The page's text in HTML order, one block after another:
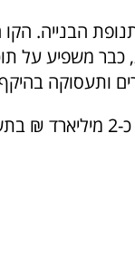
הבנייה.
משפיע על
ותעסוקה